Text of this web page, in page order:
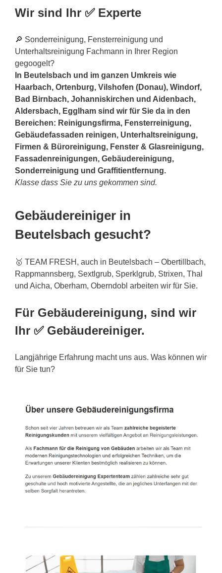
Wir sind Ihr ✅ Experte
🔎 Sonderreinigung, Fensterreinigung und
Unterhaltsreinigung Fachmann in Ihrer Region
gegoogelt?
In Beutelsbach und im ganzen Umkreis wie
Haarbach, Ortenburg, Vilshofen (Donau), Windorf,
Bad Birnbach, Johanniskirchen und Aidenbach,
Aldersbach, Egglham sind wir für Sie da in den
Bereichen: Reinigungsfirma, Fensterreinigung,
Gebäudefassaden reinigen, Unterhaltsreinigung,
Firmen & Büroreinigung, Fenster & Glasreinigung,
Fassadenreinigungen, Gebäudereinigung,
Sonderreinigung und Graffitientfernung.
Klasse dass Sie zu uns gekommen sind.
Gebäudereiniger in
Beutelsbach gesucht?
🥇 TEAM FRESH, auch in Beutelsbach – Obertillbach,
Rappmannsberg, Sextlgrub, Sperklgrub, Strixen, Thal
und Aicha, Oberham, Oberndobl arbeiten wir für Sie.
Für Gebäudereinigung, sind wir
Ihr ✅ Gebäudereiniger.
Langjährige Erfahrung macht uns aus. Was können wir
für Sie tun?